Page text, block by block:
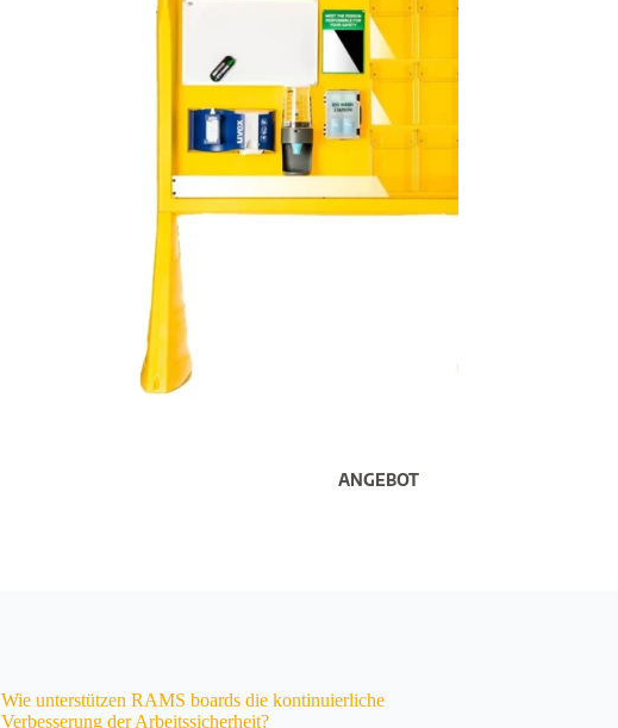
ANGEBOT
Wie unterstützen RAMS boards die kontinuierliche
Verbesserung der Arbeitssicherheit?